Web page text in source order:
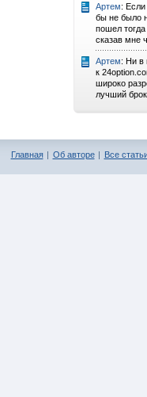
Артем:
бы не было
пошел
сказав мне
Артем: Ни в
к
широко
лучший
Главная Об авторе Все